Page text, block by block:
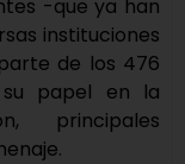
-que ya han
instituciones
de los 476
su papel en la
principales